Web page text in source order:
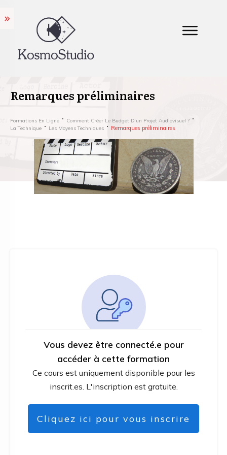
Remarques préliminaires
Formations En Ligne
Comment Créer Le Budget D'un Projet Audiovisuel ?
La Technique
Les Moyens Techniques Remarques préliminaires
Vous devez être connecté.e pour
accéder à cette formation
Ce cours est uniquement disponible pour les
inscrit.es. L'inscription est gratuite.
Cliquez ici pour vous inscrire